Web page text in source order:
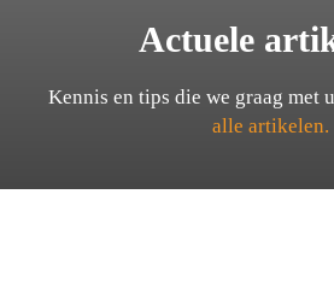
Actuele
Kennis en tips die we graag met
alle artikelen.